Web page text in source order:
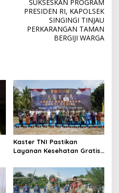
SUKSESKAN PROGRAM
PRESIDEN RI, KAPOLSEK
SINGINGI TINJAU
PERKARANGAN TAMAN
BERGIJI WARGA
Kaster TNI Pastikan
Layanan Kesehatan Gratis
XIX Tuanku Tambusai Hadir
untuk Masyarakat Lingga